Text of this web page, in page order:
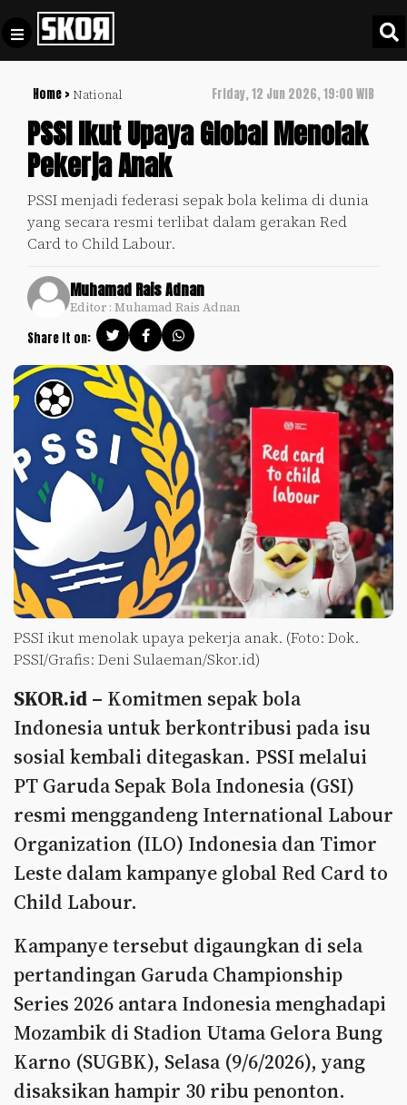
Home > National Friday, 12 Jun 2026, 19:00 WIB
PSSI Ikut Upaya Global Menolak
Pekerja Anak
PSSI menjadi federasi sepak bola kelima di dunia
yang secara resmi terlibat dalam gerakan Red
Card to Child Labour.
Muhamad Rais Adnan
Editor : Muhamad Rais Adnan
Share it on:
PSSI ikut menolak upaya pekerja anak. (Foto: Dok.
PSSI/Grafis: Deni Sulaeman/Skor.id)
SKOR.id – Komitmen sepak bola
Indonesia untuk berkontribusi pada isu
sosial kembali ditegaskan. PSSI melalui
PT Garuda Sepak Bola Indonesia (GSI)
resmi menggandeng International Labour
Organization (ILO) Indonesia dan Timor
Leste dalam kampanye global Red Card to
Child Labour.
Kampanye tersebut digaungkan di sela
pertandingan Garuda Championship
Series 2026 antara Indonesia menghadapi
Mozambik di Stadion Utama Gelora Bung
Karno (SUGBK), Selasa (9/6/2026), yang
disaksikan hampir 30 ribu penonton.
Football +
Culture +
Sports
Update
+
Timnas
Indonesia
SKOR
SPECIAL
Video
Policy
Pedoman
Pemberitaan
Media
Siber
Tentang